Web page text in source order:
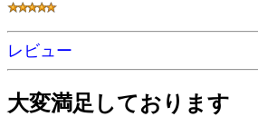
レビュー
大変満足しております